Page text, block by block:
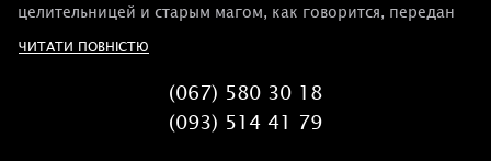
целительницей и старым магом, как говорится, передан
данной работы является уникальность самих заговоров,
переданных авторам.
Магом Радимиром много лет занимающимся изучением и
практикой ритуальной магии, была издана книга под
ЧИТАТИ ПОВНІСТЮ
(067) 580 30 18
(093) 514 41 79